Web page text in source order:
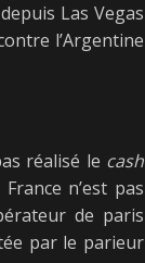
Las Vegas
l’Argentine
réalisé le cash
n’est pas
de paris
par le parieur